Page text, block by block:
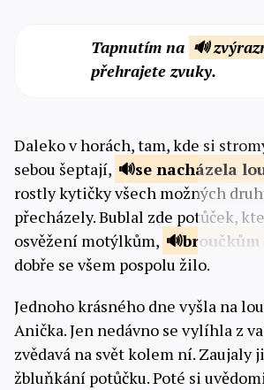
Tapnutím na 🔊
přehrajete zvuky.
Daleko v horách, tam, kde si
sebou šeptají,
se nacházela
rostly kytičky všech možných
přecházely. Bublal zde potůček,
osvěžení motýlkům,
broučkům
dobře se všem pospolu žilo.
Jednoho krásného dne vyšla na
Anička. Jen nedávno se vylíhla z
zvědavá na svět kolem ní. Zaujaly
žbluňkání potůčku. Poté si